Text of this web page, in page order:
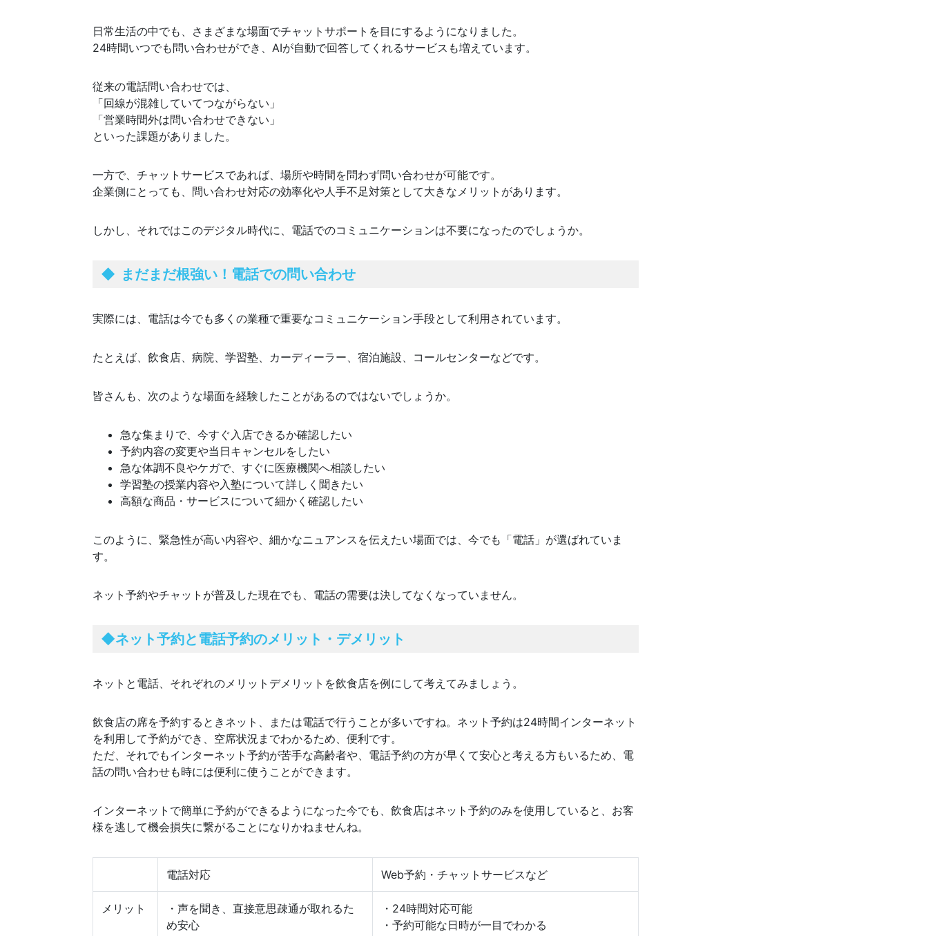
日常生活の中でも、さまざまな場面でチャットサポートを目にするようになりました。
24時間いつでも問い合わせができ、AIが自動で回答してくれるサービスも増えています。
従来の電話問い合わせでは、
「回線が混雑していてつながらない」
「営業時間外は問い合わせできない」
といった課題がありました。
一方で、チャットサービスであれば、場所や時間を問わず問い合わせが可能です。
企業側にとっても、問い合わせ対応の効率化や人手不足対策として大きなメリットがあります。
しかし、それではこのデジタル時代に、電話でのコミュニケーションは不要になったのでしょうか。
◆ まだまだ根強い！電話での問い合わせ
実際には、電話は今でも多くの業種で重要なコミュニケーション手段として利用されています。
たとえば、飲食店、病院、学習塾、カーディーラー、宿泊施設、コールセンターなどです。
皆さんも、次のような場面を経験したことがあるのではないでしょうか。
急な集まりで、今すぐ入店できるか確認したい
予約内容の変更や当日キャンセルをしたい
急な体調不良やケガで、すぐに医療機関へ相談したい
学習塾の授業内容や入塾について詳しく聞きたい
高額な商品・サービスについて細かく確認したい
このように、緊急性が高い内容や、細かなニュアンスを伝えたい場面では、今でも「電話」が選ばれていま
す。
ネット予約やチャットが普及した現在でも、電話の需要は決してなくなっていません。
◆ネット予約と電話予約のメリット・デメリット
ネットと電話、それぞれのメリットデメリットを飲食店を例にして考えてみましょう。
飲食店の席を予約するときネット、または電話で行うことが多いですね。ネット予約は24時間インターネット
を利用して予約ができ、空席状況までわかるため、便利です。
ただ、それでもインターネット予約が苦手な高齢者や、電話予約の方が早くて安心と考える方もいるため、電
話の問い合わせも時には便利に使うことができます。
インターネットで簡単に予約ができるようになった今でも、飲食店はネット予約のみを使用していると、お客
様を逃して機会損失に繋がることになりかねませんね。
電話対応 Web予約・チャットサービスなど
メリット
・声を聞き、直接意思疎通が取れるた
め安心
・24時間対応可能
・予約可能な日時が一目でわかる